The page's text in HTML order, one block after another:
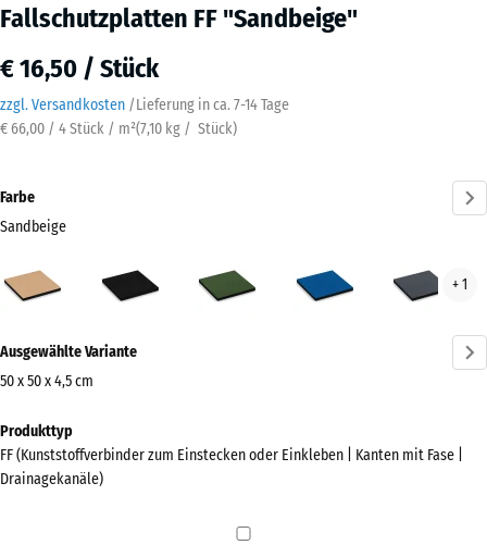
Fallschutzplatten FF "Sandbeige"
€ 16,50 / Stück
zzgl. Versandkosten /Lieferung in ca. 7-14 Tage
€ 66,00 / 4 Stück / m²(7,10 kg / Stück)
Farbe
Sandbeige
(active)
+ 1
Informationen
zu
Farben?
Farbpalette
Ausgewählte Variante
50 x 50 x 4,5 cm
Abmessungen
für
den
Produkttyp
FF (Kunststoffverbinder zum Einstecken oder Einkleben | Kanten mit Fase |
Drainagekanäle)